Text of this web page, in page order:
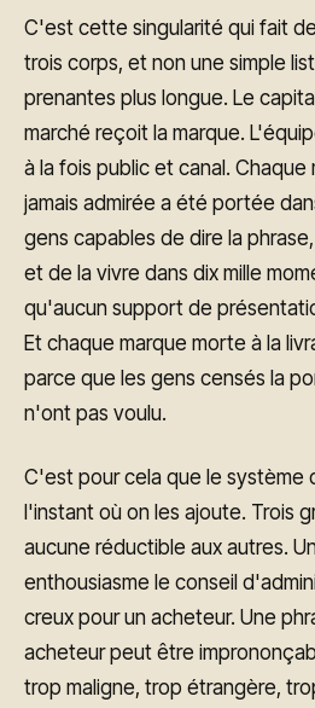
C'est cette singularité qui fait
trois corps, et non une simple
prenantes plus longue. Le
marché reçoit la marque.
à la fois public et canal.
jamais admirée a été portée
gens capables de dire la
et de la vivre dans dix mille
qu'aucun support de
Et chaque marque morte à la
parce que les gens censés la
n'ont pas voulu.
C'est pour cela que le système
l'instant où on les ajoute. Trois
aucune réductible aux autres.
enthousiasme le conseil
creux pour un acheteur. Une
acheteur peut être
trop maligne, trop étrangère,